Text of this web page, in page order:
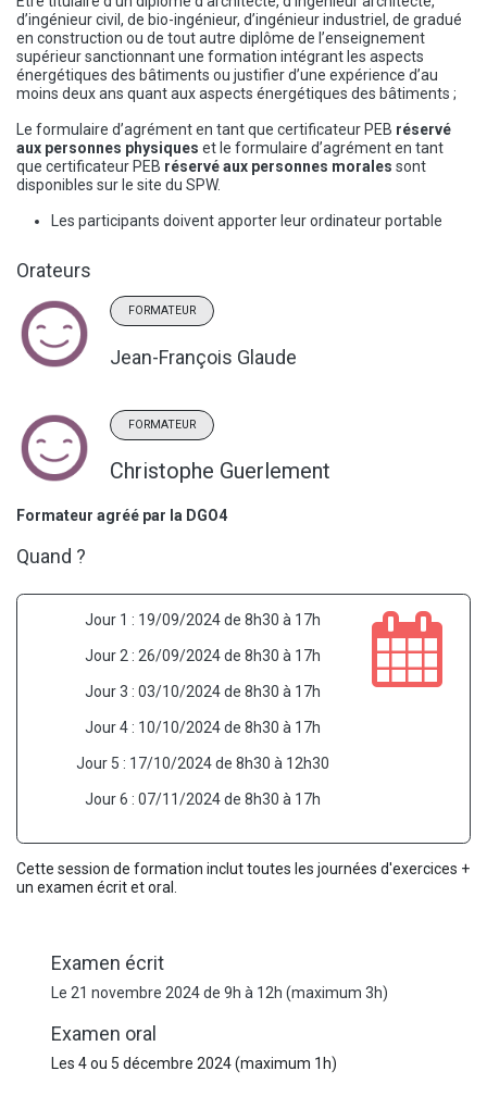
d’ingénieur civil, de bio-ingénieur, d’ingénieur industriel, de gradué
en construction ou de tout autre diplôme de l’enseignement
supérieur sanctionnant une formation intégrant les aspects
énergétiques des bâtiments ou justifier d’une expérience d’au
moins deux ans quant aux aspects énergétiques des bâtiments ;
Le formulaire d’agrément en tant que certificateur PEB réservé
aux personnes physiques et le formulaire d’agrément en tant
que certificateur PEB réservé aux personnes morales sont
disponibles sur le site du SPW.
Les participants doivent apporter leur ordinateur portable
Orateurs
FORMATEUR
Jean-François Glaude
FORMATEUR
Christophe Guerlement
Formateur agréé par la DGO4
Quand ?
Jour 1 : 19/09/2024 de 8h30 à 17h
Jour 2 : 26/09/2024 de 8h30 à 17h
Jour 3 : 03/10/2024 de 8h30 à 17h
Jour 4 : 10/10/2024 de 8h30 à 17h
Jour 5 : 17/10/2024 de 8h30 à 12h30
Jour 6 : 07/11/2024 de 8h30 à 17h
Cette session de formation inclut toutes les journées d'exercices +
un examen écrit et oral.
Examen écrit
Le 21 novembre 2024 de 9h à 12h (maximum 3h)
Examen oral
Les 4 ou 5 décembre 2024 (maximum 1h)